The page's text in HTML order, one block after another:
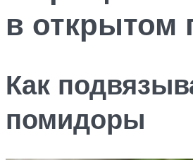
в открытом
Как
помидоры